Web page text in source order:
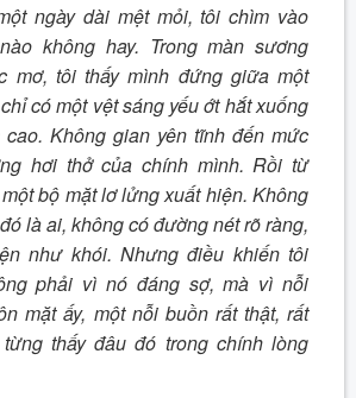
ngày dài mệt mỏi, tôi chìm vào
không hay. Trong màn sương
mơ, tôi thấy mình đứng giữa một
có một vệt sáng yếu ớt hắt xuống
Không gian yên tĩnh đến mức
hơi thở của chính mình. Rồi từ
bộ mặt lơ lửng xuất hiện. Không
là ai, không có đường nét rõ ràng,
như khói. Nhưng điều khiến tôi
phải vì nó đáng sợ, mà vì nỗi
mặt ấy, một nỗi buồn rất thật, rất
thấy đâu đó trong chính lòng